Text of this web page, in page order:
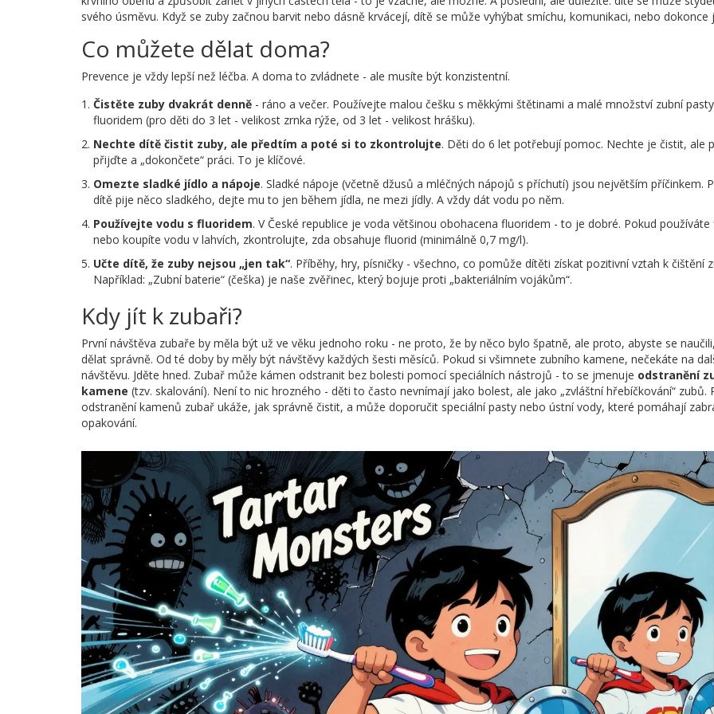
svého úsměvu. Když se zuby začnou barvit nebo dásně krvácejí, dítě se může vyhýbat smíchu, komunikaci, nebo dokonce
Co můžete dělat doma?
Prevence je vždy lepší než léčba. A doma to zvládnete - ale musíte být konzistentní.
Čistěte zuby dvakrát denně - ráno a večer. Používejte malou češku s měkkými štětinami a malé množství zubní
fluoridem (pro děti do 3 let - velikost zrnka rýže, od 3 let - velikost hrášku).
Nechte dítě čistit zuby, ale předtím a poté si to zkontrolujte. Děti do 6 let potřebují pomoc. Nechte je čistit, ale
přijďte a „dokončete“ práci. To je klíčové.
Omezte sladké jídlo a nápoje. Sladké nápoje (včetně džusů a mléčných nápojů s příchutí) jsou největším příčinkem.
dítě pije něco sladkého, dejte mu to jen během jídla, ne mezi jídly. A vždy dát vodu po něm.
Používejte vodu s fluoridem. V České republice je voda většinou obohacena fluoridem - to je dobré. Pokud používáte
nebo koupíte vodu v lahvích, zkontrolujte, zda obsahuje fluorid (minimálně 0,7 mg/l).
Učte dítě, že zuby nejsou „jen tak“. Příběhy, hry, písničky - všechno, co pomůže dítěti získat pozitivní vztah k čištění
Například: „Zubní baterie“ (češka) je naše zvěřinec, který bojuje proti „bakteriálním vojákům“.
Kdy jít k zubaři?
První návštěva zubaře by měla být už ve věku jednoho roku - ne proto, že by něco bylo špatně, ale proto, abyste se
dělat správně. Od té doby by měly být návštěvy každých šesti měsíců. Pokud si všimnete zubního kamene, nečekáte na
návštěvu. Jděte hned. Zubař může kámen odstranit bez bolesti pomocí speciálních nástrojů - to se jmenuje odstranění
kamene (tzv. skalování). Není to nic hrozného - děti to často nevnímají jako bolest, ale jako „zvláštní hřebíčkování“ zubů.
odstranění kamenů zubař ukáže, jak správně čistit, a může doporučit speciální pasty nebo ústní vody, které pomáhají
opakování.